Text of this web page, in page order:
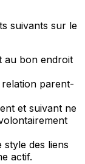
suivants sur le
au bon endroit
relation parent-
et suivant ne
style des liens
actif.